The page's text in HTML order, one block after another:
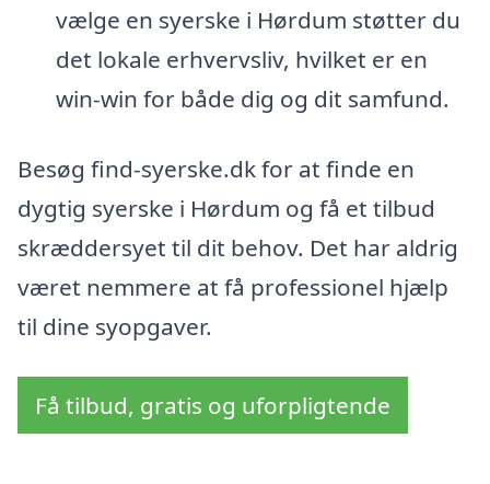
vælge en syerske i Hørdum støtter du
det lokale erhvervsliv, hvilket er en
win-win for både dig og dit samfund.
Besøg find-syerske.dk for at finde en
dygtig syerske i Hørdum og få et tilbud
skræddersyet til dit behov. Det har aldrig
været nemmere at få professionel hjælp
til dine syopgaver.
Få tilbud, gratis og uforpligtende